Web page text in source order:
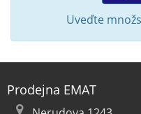
Uveďte
Prodejna EMAT